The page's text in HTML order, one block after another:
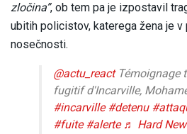
zločina”, ob tem pa je izpostavil
ubitih policistov, katerega žena je
nosečnosti.
@actu_reactTémoignage
fugitif d'Incarville,
#incarville #detenu
#fuite #alerte ♬ Hard